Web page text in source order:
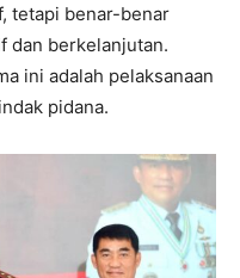
tetapi benar-benar
dan berkelanjutan.
ini adalah pelaksanaan
pidana.